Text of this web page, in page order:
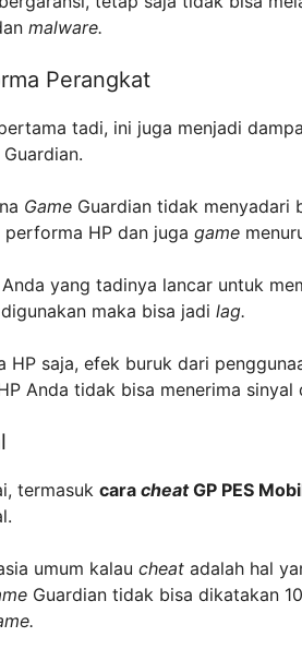
malware.
Perangkat
tadi, ini juga menjadi
Guardian.
Game Guardian tidak menyadari
HP dan juga game
yang tadinya lancar untuk
digunakan maka bisa jadi lag.
HP saja, efek buruk dari
Anda tidak bisa menerima sinyal
termasuk cara cheatGP PES
umum kalau cheat adalah hal
Guardian tidak bisa dikatakan